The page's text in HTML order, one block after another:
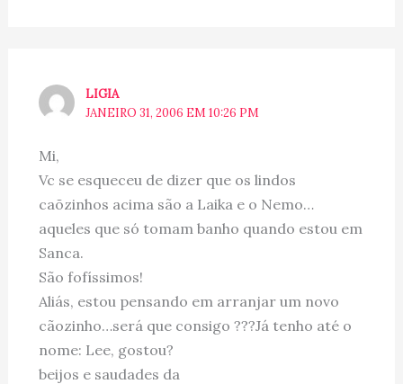
LIGIA
JANEIRO 31, 2006 EM 10:26 PM
Mi,
Vc se esqueceu de dizer que os lindos
caõzinhos acima são a Laika e o Nemo…
aqueles que só tomam banho quando estou em
Sanca.
São fofíssimos!
Aliás, estou pensando em arranjar um novo
cãozinho…será que consigo ???Já tenho até o
nome: Lee, gostou?
beijos e saudades da